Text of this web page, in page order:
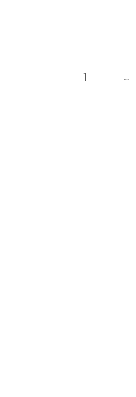
1